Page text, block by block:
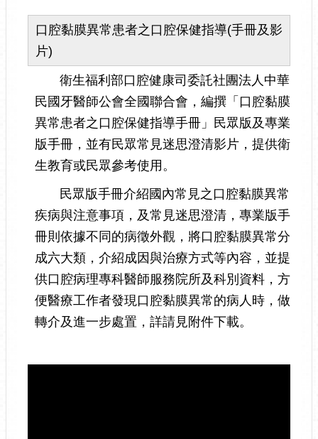
口腔黏膜異常患者之口腔保健指導(手冊及影
片)
衛生福利部口腔健康司委託社團法人中華
民國牙醫師公會全國聯合會，編撰「口腔黏膜
異常患者之口腔保健指導手冊」民眾版及專業
版手冊，並有民眾常見迷思澄清影片，提供衛
生教育或民眾參考使用。
民眾版手冊介紹國內常見之口腔黏膜異常
疾病與注意事項，及常見迷思澄清，專業版手
冊則依據不同的病徵外觀，將口腔黏膜異常分
成六大類，介紹成因與治療方式等內容，並提
供口腔病理專科醫師服務院所及科別資料，方
便醫療工作者發現口腔黏膜異常的病人時，做
轉介及進一步處置，詳請見附件下載。